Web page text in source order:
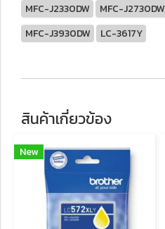
MFC-J2330DW MFC-J2730DW
MFC-J3930DW
LC-3617Y
สินค้าเกี่ยวข้อง
New